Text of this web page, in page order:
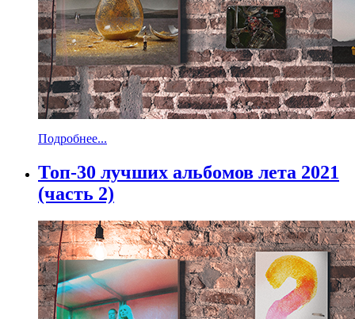
Подробнее...
Топ-30 лучших альбомов лета 2021
(часть 2)